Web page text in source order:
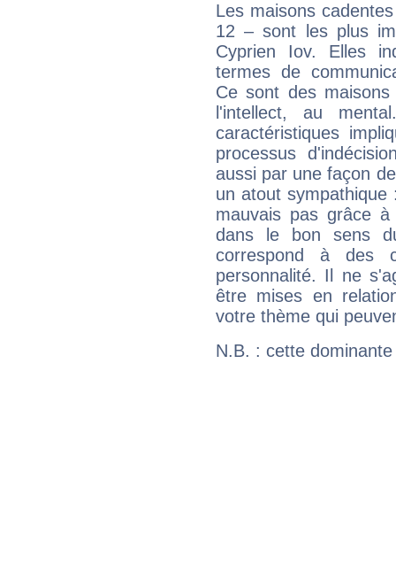
Les maisons
12 – sont les plus
Cyprien Iov. Elles
termes de
Ce sont des
l'intellect, au
caractéristiques
processus
aussi par une façon
un atout
mauvais pas grâce
dans le bon sens
correspond à des
personnalité. Il ne
être mises en
votre thème qui
N.B. : cette